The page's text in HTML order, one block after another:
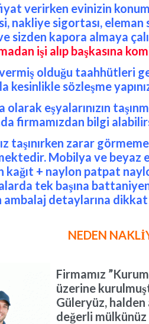
verirken evinizin
nakliye sigortası,
sizden kapora almaya
işi alıp başkasına
olduğu taahhütleri
sözleşme
eşyalarınızın
firmamızdan bilgi
taşınırken zarar
Mobilya ve beyaz
kağıt + naylon patpat
tek başına
ambalaj detaylarına
NEDEN
Firmamız
üzerine
Güleryüz, halden
değerli mülkünüz